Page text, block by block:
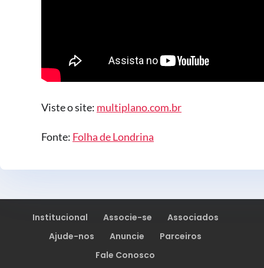
Viste o site: multiplano.com.br
Fonte: Folha de Londrina
Institucional Associe-se
Associados
Ajude-nos
Anuncie
Parceiros
Fale Conosco